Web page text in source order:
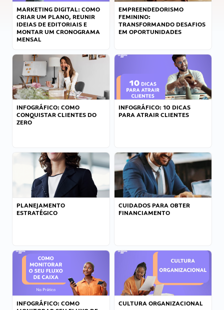
MARKETING DIGITAL: COMO
CRIAR UM PLANO, REUNIR
IDEIAS DE EDITORIAIS E
MONTAR UM CRONOGRAMA
MENSAL
EMPREENDEDORISMO
FEMININO:
TRANSFORMANDO DESAFIOS
EM OPORTUNIDADES
INFOGRÁFICO: COMO
CONQUISTAR CLIENTES DO
ZERO
INFOGRÁFICO: 10 DICAS
PARA ATRAIR CLIENTES
PLANEJAMENTO
ESTRATÉGICO
CUIDADOS PARA OBTER
FINANCIAMENTO
INFOGRÁFICO: COMO
CULTURA ORGANIZACIONAL